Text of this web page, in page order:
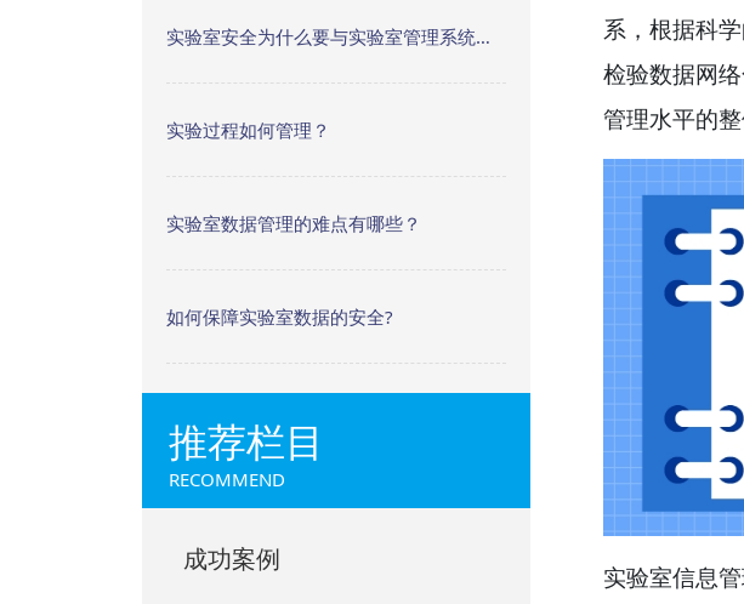
实验室安全为什么要与实验室管理系统关联？
实验过程如何管理？
实验室数据管理的难点有哪些？
如何保障实验室数据的安全?
推荐栏目
RECOMMEND
成功案例
系，根据科
检验数据网
管理水平的
实验室信息